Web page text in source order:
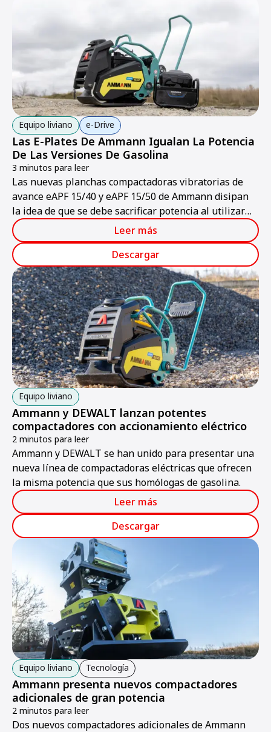
Equipo liviano e-Drive
Las E-Plates De Ammann Igualan La Potencia
De Las Versiones De Gasolina
3 minutos para leer
Las nuevas planchas compactadoras vibratorias de
avance eAPF 15/40 y eAPF 15/50 de Ammann disipan
la idea de que se debe sacrificar potencia al utilizar
una máquina eléctrica. Leer más
Descargar
Equipo liviano
Ammann y DEWALT lanzan potentes
compactadores con accionamiento eléctrico
2 minutos para leer
Ammann y DEWALT se han unido para presentar una
nueva línea de compactadoras eléctricas que ofrecen
la misma potencia que sus homólogas de gasolina.
Leer más
Descargar
Equipo liviano Tecnología
Ammann presenta nuevos compactadores
adicionales de gran potencia
2 minutos para leer
Dos nuevos compactadores adicionales de Ammann